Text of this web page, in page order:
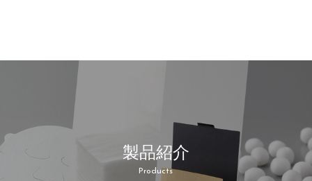
製品紹介
Products